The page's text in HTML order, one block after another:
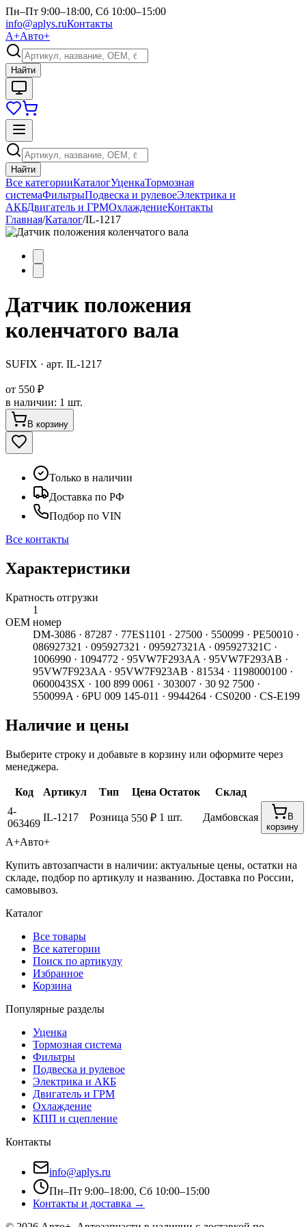
Пн–Пт 9:00–18:00, Сб 10:00–15:00
info@aplys.ruКонтакты
А+Авто+
Найти
Найти
Все категорииКаталогУценкаТормозная
системаФильтрыПодвеска и рулевоеЭлектрика и
АКБДвигатель и ГРМОхлаждениеКонтакты
Главная/Каталог/IL-1217
Датчик положения
коленчатого вала
SUFIX · арт. IL-1217
от 550 ₽
в наличии: 1 шт.
В корзину
Только в наличии
Доставка по РФ
Подбор по VIN
Все контакты
Характеристики
Кратность отгрузки
1
ОЕМ номер
DM-3086 · 87287 · 77ES1101 · 27500 · 550099 · PE50010 ·
086927321 · 095927321 · 095927321A · 095927321C ·
1006990 · 1094772 · 95VW7F293AA · 95VW7F293AB ·
95VW7F923AA · 95VW7F923AB · 81534 · 1198000100 ·
0600043SX · 100 899 0061 · 303007 · 30 92 7500 ·
550099A · 6PU 009 145-011 · 9944264 · CS0200 · CS-E199
Наличие и цены
Выберите строку и добавьте в корзину или оформите через
менеджера.
Код Артикул Тип Цена Остаток
Склад
4-
063469
IL-1217 Розница 550 ₽ 1 шт. Дамбовская
В
корзину
А+Авто+
Купить автозапчасти в наличии: актуальные цены, остатки на
складе, подбор по артикулу и названию. Доставка по России,
самовывоз.
Каталог
Все товары
Все категории
Поиск по артикулу
Избранное
Корзина
Популярные разделы
Уценка
Тормозная система
Фильтры
Подвеска и рулевое
Электрика и АКБ
Двигатель и ГРМ
Охлаждение
КПП и сцепление
Контакты
info@aplys.ru
Пн–Пт 9:00–18:00, Сб 10:00–15:00
Контакты и доставка →